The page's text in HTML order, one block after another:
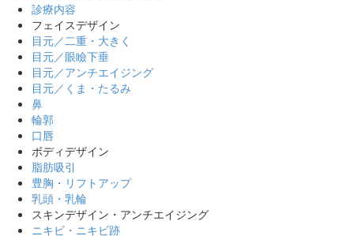
診療内容
フェイスデザイン
目元／二重・大きく
目元／眼瞼下垂
目元／アンチエイジング
目元／くま・たるみ
鼻
輪郭
口唇
ボディデザイン
脂肪吸引
豊胸・リフトアップ
乳頭・乳輪
スキンデザイン・アンチエイジング
ニキビ・ニキビ跡